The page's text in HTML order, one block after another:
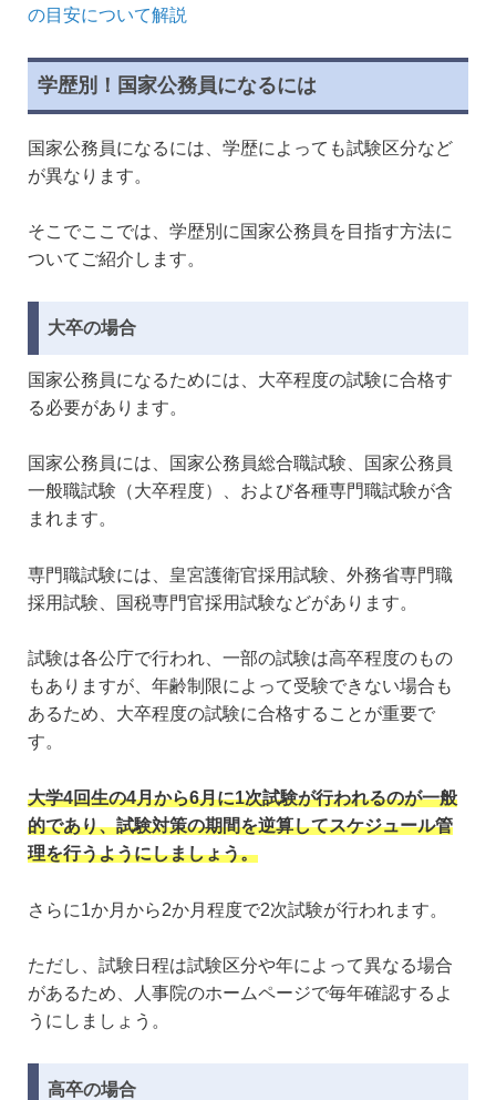
の目安について解説
学歴別！国家公務員になるには
国家公務員になるには、学歴によっても試験区分など
が異なります。
そこでここでは、学歴別に国家公務員を目指す方法に
ついてご紹介します。
大卒の場合
国家公務員になるためには、大卒程度の試験に合格す
る必要があります。
国家公務員には、国家公務員総合職試験、国家公務員
一般職試験（大卒程度）、および各種専門職試験が含
まれます。
専門職試験には、皇宮護衛官採用試験、外務省専門職
採用試験、国税専門官採用試験などがあります。
試験は各公庁で行われ、一部の試験は高卒程度のもの
もありますが、年齢制限によって受験できない場合も
あるため、大卒程度の試験に合格することが重要で
す。
大学4回生の4月から6月に1次試験が行われるのが一般
的であり、試験対策の期間を逆算してスケジュール管
理を行うようにしましょう。
さらに1か月から2か月程度で2次試験が行われます。
ただし、試験日程は試験区分や年によって異なる場合
があるため、人事院のホームページで毎年確認するよ
うにしましょう。
高卒の場合